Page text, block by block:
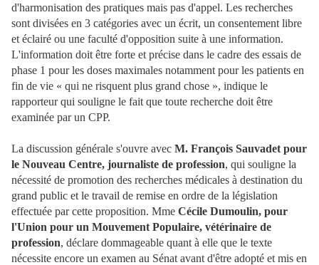
d'harmonisation des pratiques mais pas d'appel. Les recherches
sont divisées en 3 catégories avec un écrit, un consentement libre
et éclairé ou une faculté d'opposition suite à une information.
L'information doit être forte et précise dans le cadre des essais de
phase 1 pour les doses maximales notamment pour les patients en
fin de vie « qui ne risquent plus grand chose », indique le
rapporteur qui souligne le fait que toute recherche doit être
examinée par un CPP.
La discussion générale s'ouvre avec M. François Sauvadet pour
le Nouveau Centre, journaliste de profession, qui souligne la
nécessité de promotion des recherches médicales à destination du
grand public et le travail de remise en ordre de la législation
effectuée par cette proposition. Mme Cécile Dumoulin, pour
l'Union pour un Mouvement Populaire, vétérinaire de
profession, déclare dommageable quant à elle que le texte
nécessite encore un examen au Sénat avant d'être adopté et mis en